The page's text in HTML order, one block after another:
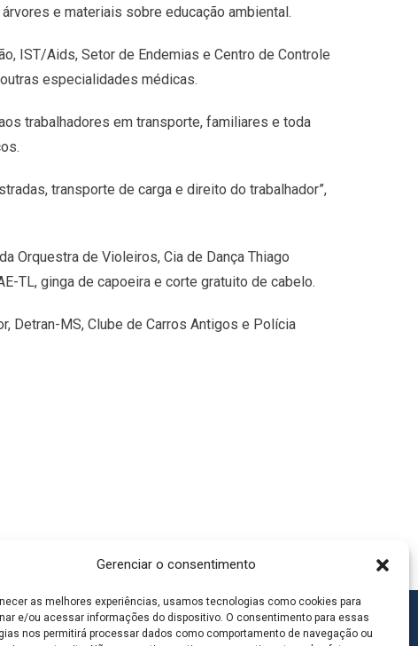
Gerenciar o consentimento
as melhores experiências, usamos tecnologias como cookies para
e/ou acessar informações do dispositivo. O consentimento para essas
nos permitirá processar dados como comportamento de navegação ou
e materiais sobre educação ambiental.
IST/Aids, Setor de Endemias e Centro de Controle
especialidades médicas.
trabalhadores em transporte, familiares e toda
transporte de carga e direito do trabalhador”,
Orquestra de Violeiros, Cia de Dança Thiago
TL, ginga de capoeira e corte gratuito de cabelo.
Detran-MS, Clube de Carros Antigos e Polícia